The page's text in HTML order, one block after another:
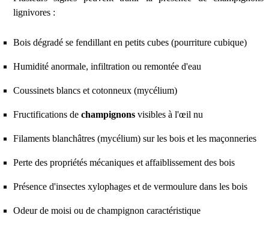
lignivores :
Bois dégradé se fendillant en petits cubes (pourriture cubique)
Humidité anormale, infiltration ou remontée d'eau
Coussinets blancs et cotonneux (mycélium)
Fructifications de champignonsvisibles à l'œil nu
Filaments blanchâtres (mycélium) sur les bois et les maçonneries
Perte des propriétés mécaniques et affaiblissement des bois
Présence d'insectes xylophages et de vermoulure dans les bois
Odeur de moisi ou de champignon caractéristique